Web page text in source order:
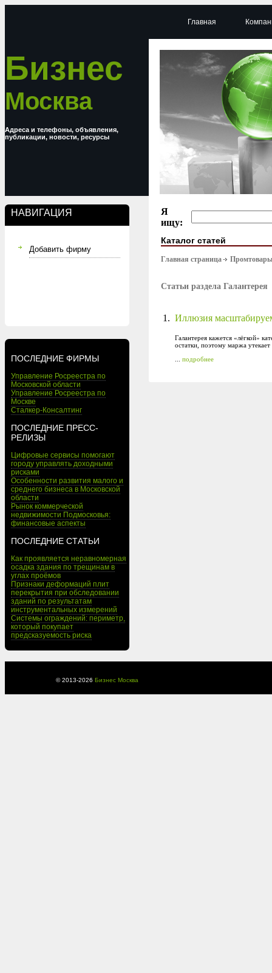
Бизнес
Москва
Адреса и телефоны, объявления,
публикации, новости, ресурсы
НАВИГАЦИЯ
Добавить фирму
ПОСЛЕДНИЕ ФИРМЫ
Управление Росреестра по
Московской области
Управление Росреестра по
Москве
Сталкер-Консалтинг
ПОСЛЕДНИЕ ПРЕСС-
РЕЛИЗЫ
Цифровые сервисы помогают
городу управлять доходными
рисками
Особенности развития малого и
среднего бизнеса в Московской
области
Рынок коммерческой
недвижимости Подмосковья:
финансовые аспекты
ПОСЛЕДНИЕ СТАТЬИ
Как проявляется неравномерная
осадка здания по трещинам в
углах проёмов
Признаки деформаций плит
перекрытия при обследовании
зданий по результатам
инструментальных измерений
Системы ограждений: периметр,
который покупает
предсказуемость риска
Главная
Я
ищу:
Каталог статей
Главная страница Промтовары
Статьи раздела Галантерея
1. Иллюзия
Галантерея кажется «лёгкой»
остатки, поэтому маржа
подробнее
© 2013-2026 Бизнес Москва